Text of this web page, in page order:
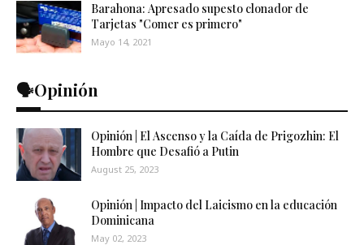
Barahona: Apresado supesto clonador de
Tarjetas "Comer es primero"
Mayo 14, 2021
🗣️Opinión
Opinión | El Ascenso y la Caída de Prigozhin: El
Hombre que Desafió a Putin
August 25, 2023
Opinión | Impacto del Laicismo en la educación
Dominicana
May 02, 2023